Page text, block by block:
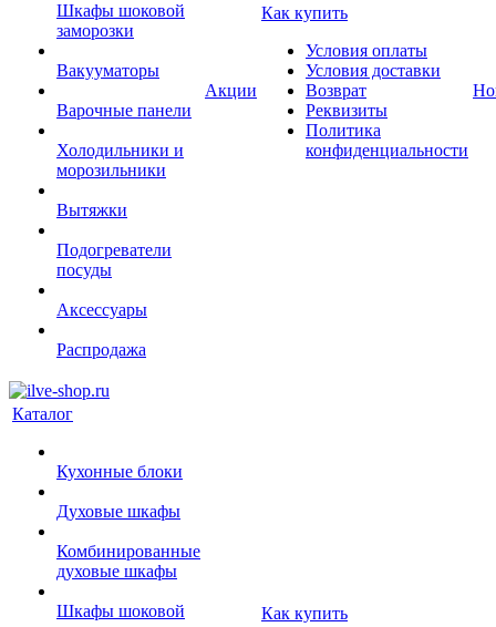
Шкафы шоковой
заморозки
Вакууматоры
Варочные панели
Холодильники и
морозильники
Вытяжки
Подогреватели
посуды
Аксессуары
Распродажа
Акции
Как купить
Условия оплаты
Условия доставки
Возврат
Реквизиты
Политика
конфиденциальности
Каталог
Кухонные блоки
Духовые шкафы
Комбинированные
духовые шкафы
Шкафы шоковой
Как купить